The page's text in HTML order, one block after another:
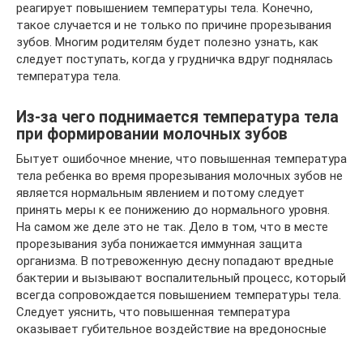
реагирует повышением температуры тела. Конечно,
такое случается и не только по причине прорезывания
зубов. Многим родителям будет полезно узнать, как
следует поступать, когда у грудничка вдруг поднялась
температура тела.
Из-за чего поднимается температура тела
при формировании молочных зубов
Бытует ошибочное мнение, что повышенная температура
тела ребенка во время прорезывания молочных зубов не
является нормальным явлением и потому следует
принять меры к ее понижению до нормального уровня.
На самом же деле это не так. Дело в том, что в месте
прорезывания зуба понижается иммунная защита
организма. В потревоженную десну попадают вредные
бактерии и вызывают воспалительный процесс, который
всегда сопровождается повышением температуры тела.
Следует уяснить, что повышенная температура
оказывает губительное воздействие на вредоносные